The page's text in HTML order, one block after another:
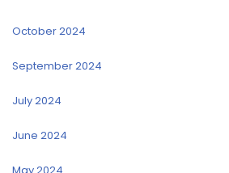
October 2024
September 2024
July 2024
June 2024
May 2024